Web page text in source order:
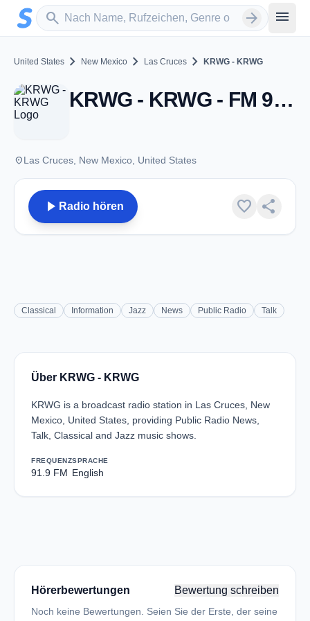
Zum Hauptinhalt springen
search
Sender suchen arrow_forward menu
United States chevron_right New Mexico chevron_right Las Cruces chevron_right KRWG - KRWG
KRWG - KRWG - FM 91.9 - Las Cruces, NM
placeLas Cruces, New Mexico, United States
play_arrow Radio hören favorite share
Classical Information Jazz News Public Radio Talk
Über KRWG - KRWG
KRWG is a broadcast radio station in Las Cruces, New
Mexico, United States, providing Public Radio News,
Talk, Classical and Jazz music shows.
FREQUENZ
91.9 FM
SPRACHE
English
Hörerbewertungen Bewertung schreiben
Noch keine Bewertungen. Seien Sie der Erste, der seine